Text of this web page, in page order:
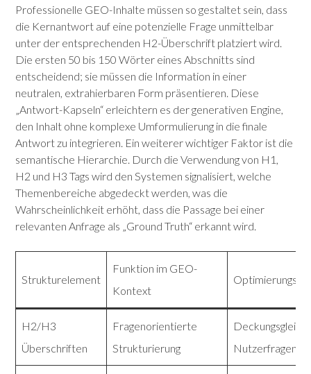
Professionelle GEO-Inhalte müssen so gestaltet sein, dass
die Kernantwort auf eine potenzielle Frage unmittelbar
unter der entsprechenden H2-Überschrift platziert wird.
Die ersten 50 bis 150 Wörter eines Abschnitts sind
entscheidend; sie müssen die Information in einer
neutralen, extrahierbaren Form präsentieren. Diese
„Antwort-Kapseln“ erleichtern es der generativen Engine,
den Inhalt ohne komplexe Umformulierung in die finale
Antwort zu integrieren. Ein weiterer wichtiger Faktor ist die
semantische Hierarchie. Durch die Verwendung von H1,
H2 und H3 Tags wird den Systemen signalisiert, welche
Themenbereiche abgedeckt werden, was die
Wahrscheinlichkeit erhöht, dass die Passage bei einer
relevanten Anfrage als „Ground Truth“ erkannt wird.
Strukturelement
Funktion im GEO-
Kontext
H2/H3
Überschriften
Fragenorientierte
Strukturierung
Nutzerfragen